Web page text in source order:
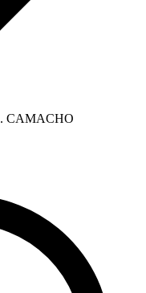
CAMACHO